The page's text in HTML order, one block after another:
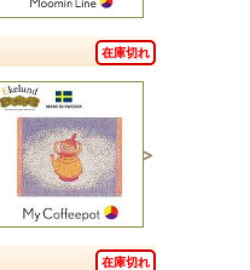
在庫切れ
在庫切れ